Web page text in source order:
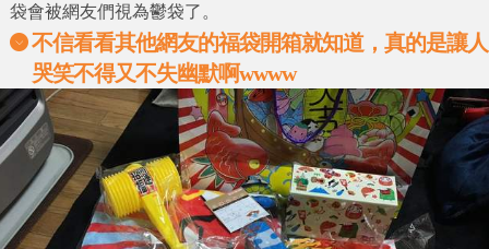
袋會被網友們視為鬱袋了。
不信看看其他網友的福袋開箱就知道，真的是讓人
哭笑不得又不失幽默啊wwww